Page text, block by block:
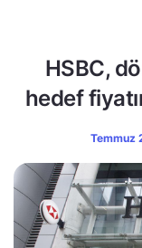
HSBC,
hedef
Temmuz